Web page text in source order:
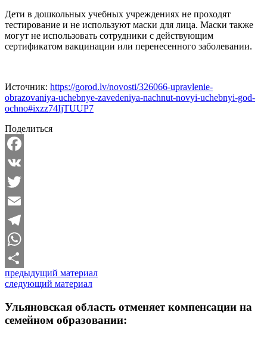
Дети в дошкольных учебных учреждениях не проходят
тестирование и не используют маски для лица. Маски также
могут не использовать сотрудники с действующим
сертификатом вакцинации или перенесенного заболевании.
Источник: https://gorod.lv/novosti/326066-upravlenie-
obrazovaniya-uchebnye-zavedeniya-nachnut-novyi-uchebnyi-god-
ochno#ixzz74IjTUUP7
Поделиться
Facebook
VK
Twitter
Email
Telegram
WhatsApp
Отправить
предыдущий материал
следующий материал
Ульяновская область отменяет компенсации на
семейном образовании: